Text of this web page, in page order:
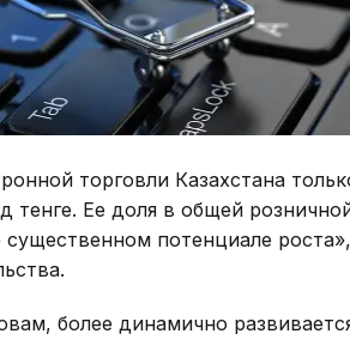
торговли Казахстана
тенге. Ее доля в общей
потенциале
более динамично